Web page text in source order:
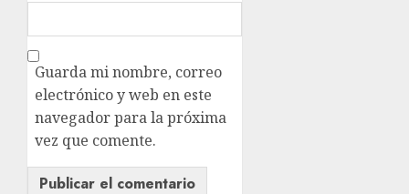
Guarda mi nombre, correo
electrónico y web en este
navegador para la próxima
vez que comente.